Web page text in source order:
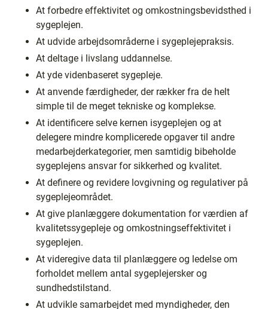
At forbedre effektivitet og omkostningsbevidsthed i
sygeplejen.
At udvide arbejdsområderne i sygeplejepraksis.
At deltage i livslang uddannelse.
At yde videnbaseret sygepleje.
At anvende færdigheder, der rækker fra de helt
simple til de meget tekniske og komplekse.
At identificere selve kernen isygeplejen og at
delegere mindre komplicerede opgaver til andre
medarbejderkategorier, men samtidig bibeholde
sygeplejens ansvar for sikkerhed og kvalitet.
At definere og revidere lovgivning og regulativer på
sygeplejeområdet.
At give planlæggere dokumentation for værdien af
kvalitetssygepleje og omkostningseffektivitet i
sygeplejen.
At videregive data til planlæggere og ledelse om
forholdet mellem antal sygeplejersker og
sundhedstilstand.
At udvikle samarbejdet med myndigheder, den